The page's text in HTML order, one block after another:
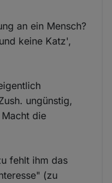
an ein Mensch?
keine Katz',
ungünstig,
die
fehlt ihm das
(zu